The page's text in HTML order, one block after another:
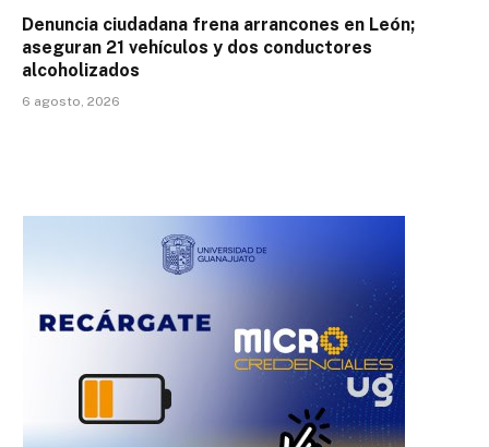
Denuncia ciudadana frena arrancones en León;
aseguran 21 vehículos y dos conductores
alcoholizados
6 agosto, 2026